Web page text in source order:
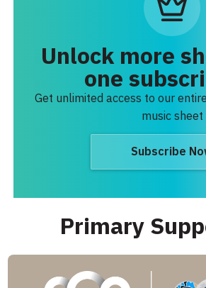
Unlock more
one
Get unlimited access to our
music sheet
Subscribe
Primary